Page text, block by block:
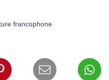
francophone